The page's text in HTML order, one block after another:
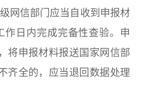
网信部门应当自收到申报材
作日内完成完备性查验。申
将申报材料报送国家网信部
齐全的，应当退回数据处理